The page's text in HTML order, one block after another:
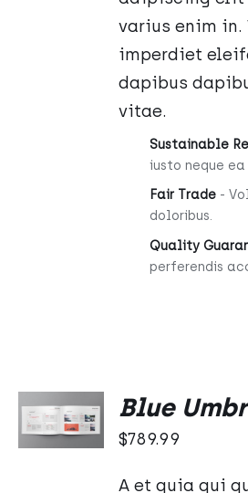
varius enim in.
imperdiet
dapibus
vitae.
Sustainable
iusto neque
Fair Trade-
doloribus.
Quality
perferendis
DO
KOSZYKA
/
Blue
$789.99
A et quia qui